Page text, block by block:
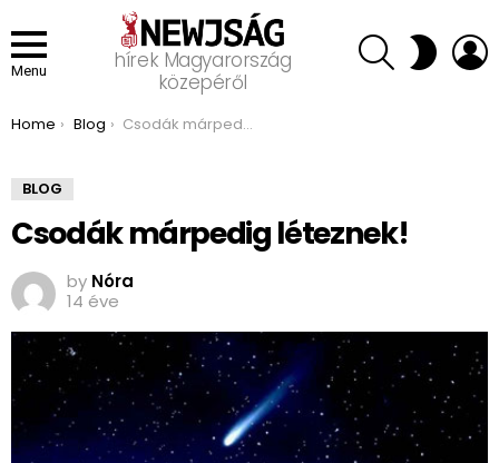
Menu
hírek Magyarország
közepéről
SEARCH SWITCH
SKIN
You are here:
Home Blog Csodák márpedig léteznek!
BLOG
Csodák márpedig léteznek!
by Nóra
14 éve